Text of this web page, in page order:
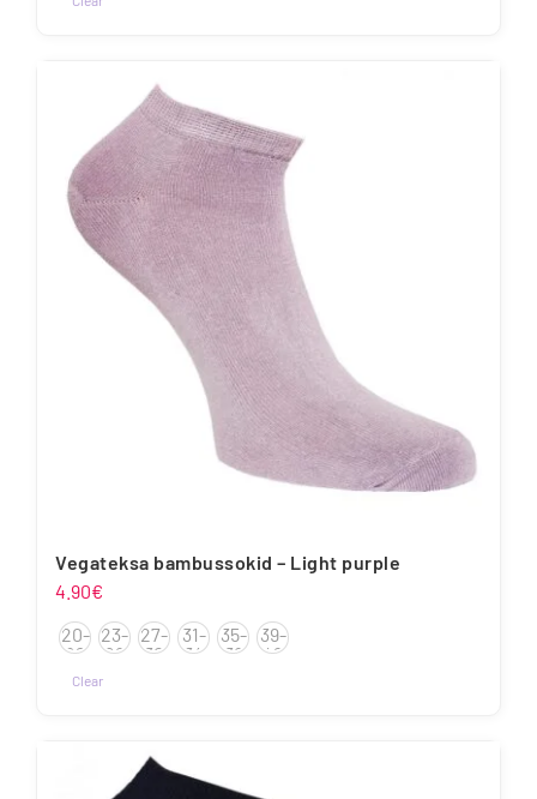
varianti.
Valikuid
saab
teha
tootelehel.
Vegateksa bambussokid – Light purple
4.90€
20-
22
23-
26
27-
30
31-
34
35-
38
39-
42
Clear